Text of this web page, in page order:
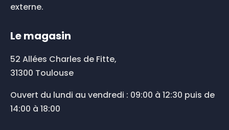
externe.
Le magasin
52 Allées Charles de Fitte,
31300 Toulouse
Ouvert du lundi au vendredi : 09:00 à 12:30 puis de
14:00 à 18:00